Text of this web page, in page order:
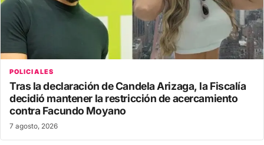
POLICIALES
Tras la declaración de Candela Arizaga, la Fiscalía
decidió mantener la restricción de acercamiento
contra Facundo Moyano
7 agosto, 2026